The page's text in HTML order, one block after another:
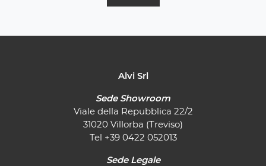
Alvi Srl
Sede Showroom
Viale della Repubblica 22/2
31020 Villorba (Treviso)
Tel +39 0422 052013
Sede Legale